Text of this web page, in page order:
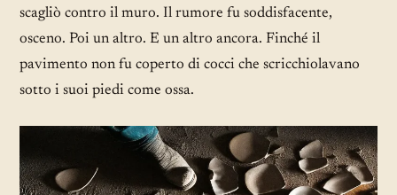
scagliò contro il muro. Il rumore fu soddisfacente,
osceno. Poi un altro. E un altro ancora. Finché il
pavimento non fu coperto di cocci che scricchiolavano
sotto i suoi piedi come ossa.